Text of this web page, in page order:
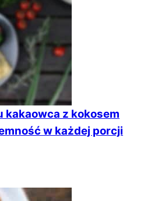
kakaowca z kokosem
w każdej porcji